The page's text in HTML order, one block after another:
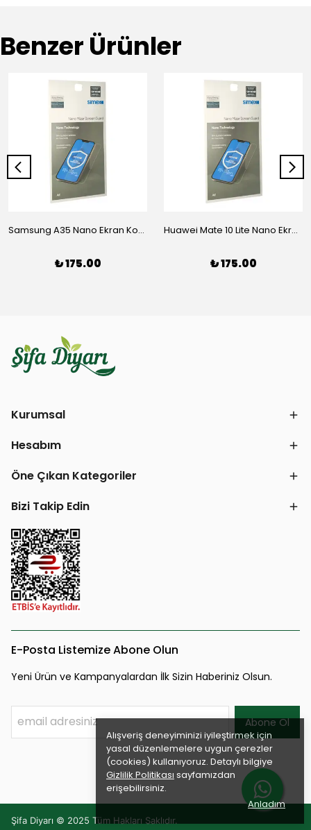
Alışveriş deneyiminizi iyileştirmek için
yasal düzenlemelere uygun çerezler
(cookies) kullanıyoruz. Detaylı bilgiye
Gizlilik Politikası sayfamızdan
erişebilirsiniz.
Anladım
Benzer Ürünler
Samsung A35 Nano Ekran Koruyucu
₺ 175.00
Huawei Mate 10 Lite Nano Ekran Koruyucu
₺ 175.00
Kurumsal
Hesabım
Öne Çıkan Kategoriler
Bizi Takip Edin
E-Posta Listemize Abone Olun
Yeni Ürün ve Kampanyalardan İlk Sizin Haberiniz Olsun.
Abone Ol
Şifa Diyarı © 2025 Tüm Hakları Saklıdır.